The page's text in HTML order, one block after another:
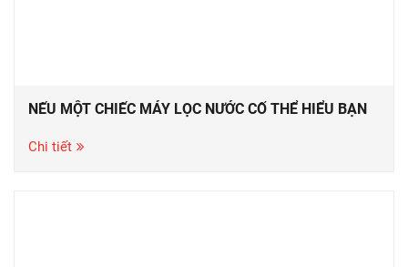
NẾU MỘT CHIẾC MÁY LỌC NƯỚC CỐ THỂ HIỂU BẠN
Chi tiết